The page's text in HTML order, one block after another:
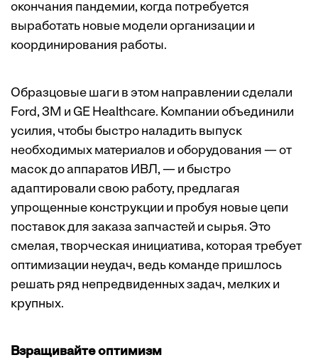
окончания пандемии, когда потребуется
выработать новые модели организации и
координирования работы.
Образцовые шаги в этом направлении сделали
Ford, 3M и GE Healthcare. Компании объединили
усилия, чтобы быстро наладить выпуск
необходимых материалов и оборудования — от
масок до аппаратов ИВЛ, — и быстро
адаптировали свою работу, предлагая
упрощенные конструкции и пробуя новые цепи
поставок для заказа запчастей и сырья. Это
смелая, творческая инициатива, которая требует
оптимизации неудач, ведь команде пришлось
решать ряд непредвиденных задач, мелких и
крупных.
Взращивайте оптимизм